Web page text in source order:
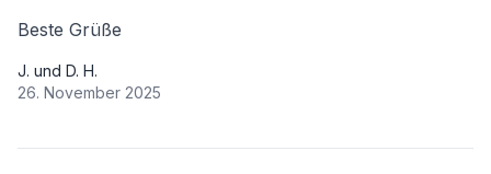
Beste Grüße
J. und D. H.
26. November 2025